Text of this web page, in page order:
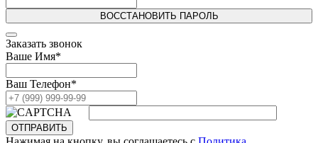
ВОССТАНОВИТЬ ПАРОЛЬ
Заказать звонок
Ваше Имя*
Ваш Телефон*
ОТПРАВИТЬ